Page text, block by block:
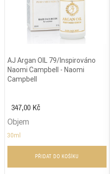
AJ Argan OIL 79/Inspirováno
Naomi Campbell - Naomi
Campbell
347,00 Kč
Objem
30ml
PŘIDAT DO KOŠÍKU